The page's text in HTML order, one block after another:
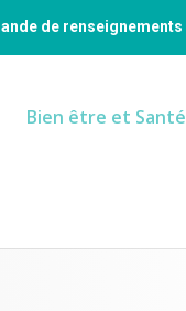
de renseignements
Bien être et Santé